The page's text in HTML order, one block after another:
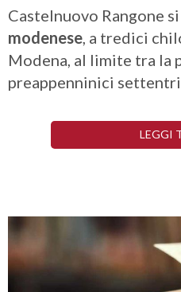
Castelnuovo Rangone
modenese, a tredici
Modena, al limite tra la
preappenninici
LEGGI